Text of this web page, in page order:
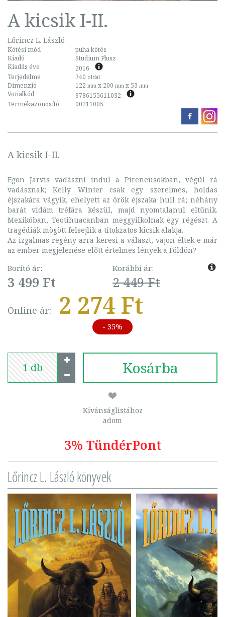
A kicsik I-II.
Lőrincz L. László
Kötési mód
puha kötés
Kiadó
Studium Plusz
Kiadás éve
2016
Terjedelme
740 oldal
Dimenzió 122 mm x 200 mm x 53 mm
Vonalkód
9786155611032
Termékazonosító
00211005
A kicsik I-II.
Egon Jarvis vadászni indul a Pireneusokban, végül rá
vadásznak; Kelly Winter csak egy szerelmes, holdas
éjszakára vágyik, ehelyett az örök éjszaka hull rá; néhány
barát vidám tréfára készül, majd nyomtalanul eltűnik.
Mexikóban, Teotihuacanban meggyilkolnak egy régészt. A
tragédiák mögött felsejlik a titokzatos kicsik alakja.
Az izgalmas regény arra keresi a választ, vajon éltek e már
az ember megjelenése előtt értelmes lények a Földön?
Borító ár:
3 499 Ft
Korábbi ár:
2 449 Ft
Online ár: 2 274 Ft
- 35%
Kosárba
Kívánságlistához
adom
3% TündérPont
Lőrincz L. László könyvek